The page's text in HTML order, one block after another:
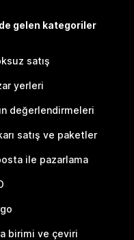
gelen kategoriler
satış
yerleri
değerlendirmeleri
satış ve paketler
ile pazarlama
birimi ve çeviri